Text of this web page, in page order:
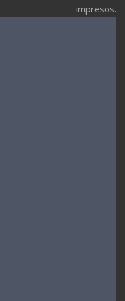
impresos.